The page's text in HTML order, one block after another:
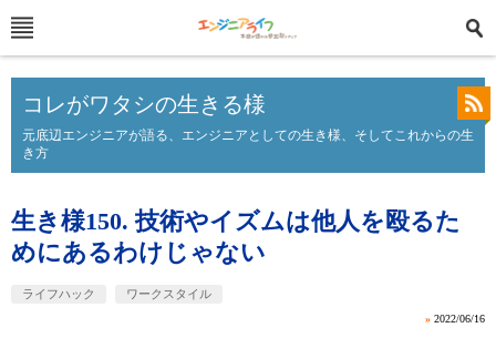
コレがワタシの生きる様
元底辺エンジニアが語る、エンジニアとしての生き様、そしてこれからの生
き方
生き様150. 技術やイズムは他人を殴るた
めにあるわけじゃない
ライフハック ワークスタイル
» 2022/06/16